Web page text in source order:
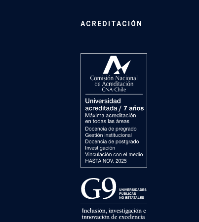
ACREDITACIÓN